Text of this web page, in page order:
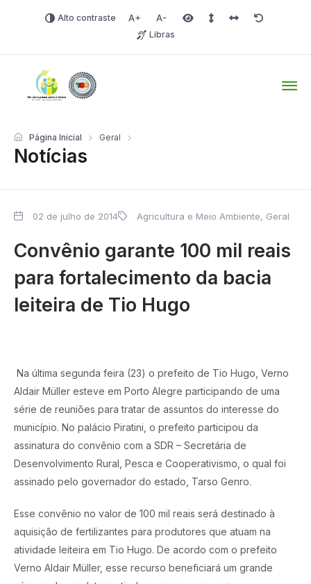
Alto contraste Aumentar fonte
Diminuir fonteÁrea selecionada
Espaçamento de linha
Espaço dos
Redefinir
Libras
Notícias
Página Inicial Geral
02 de julho de 2014 Agricultura e Meio Ambiente, Geral
Convênio garante 100 mil reais
para fortalecimento da bacia
leiteira de Tio Hugo
Na última segunda feira (23) o prefeito de Tio Hugo, Verno
Aldair Müller esteve em Porto Alegre participando de uma
série de reuniões para tratar de assuntos do interesse do
município. No palácio Piratini, o prefeito participou da
assinatura do convênio com a SDR – Secretária de
Desenvolvimento Rural, Pesca e Cooperativismo, o qual foi
assinado pelo governador do estado, Tarso Genro.
Esse convênio no valor de 100 mil reais será destinado à
aquisição de fertilizantes para produtores que atuam na
atividade leiteira em Tio Hugo. De acordo com o prefeito
Verno Aldair Müller, esse recurso beneficiará um grande